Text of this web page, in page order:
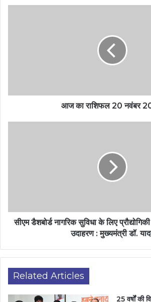
आज का राशिफल 20 नवंबर
सीएम डैशबोर्ड नागरिक सुविधा के लिए
उदाहरण : मुख्यमंत्री डॉ.
Related Articles
25 वर्षों की